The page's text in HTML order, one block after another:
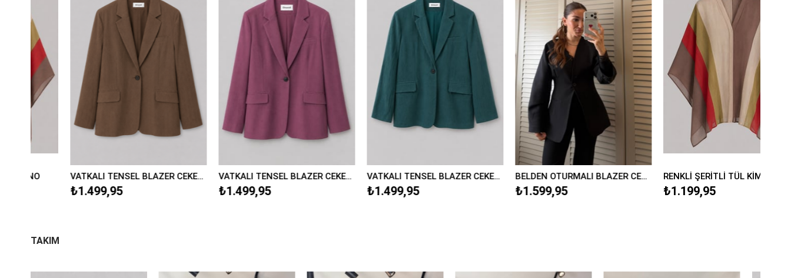
VATKALI TENSEL BLAZER CEKET/9549
₺1.499,95
VATKALI TENSEL BLAZER CEKET/9549
₺1.499,95
BELDEN OTURMALI BLAZER CEKET/2336
₺1.599,95
RENKLİ ŞERİTLİ TÜL KİMONO
₺1.199,95
VATKALI TENSEL BLAZER CEKET/9549
₺1.499,95
TAKIM